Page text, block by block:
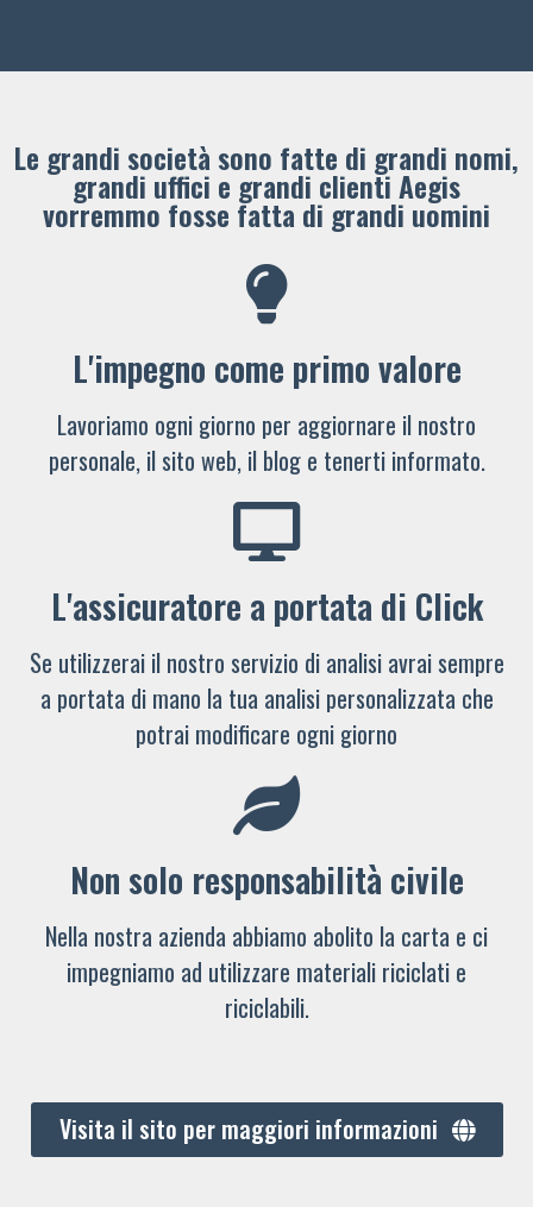
Le grandi società sono fatte di grandi nomi,
grandi uffici e grandi clienti ​Aegis
vorremmo fosse fatta di grandi uomini
L'impegno come primo valore
Lavoriamo ogni giorno per aggiornare il nostro
personale, il sito web, il blog e tenerti informato.
L'assicuratore a portata di Click
Se utilizzerai il nostro servizio di analisi avrai sempre
a portata di mano la tua analisi personalizzata che
potrai modificare ogni giorno
Non solo responsabilità civile
Nella nostra azienda abbiamo abolito la carta e ci
impegniamo ad utilizzare materiali riciclati e
riciclabili.
Visita il sito per maggiori informazioni